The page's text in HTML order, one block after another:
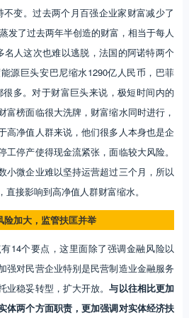
变。过去两个月百强企业家财富减少了
发了过去两年半创造的财富，相当于每人
人这次也难以逃脱，法国的阿诺特两个
源巨头安巴尼缩水1290亿人民币，巴菲
多。对于财富巨头来说，极短时间内的
富榜面临很大洗牌，财富缩水同时进行，
高净值人群来说，他们很多人本身也是企
停产使得现金流紧张，面临较大风险。
小微企业难以坚持运营超过三个月，所以
接影响到高净值人群财富缩水。
险加大，监管扶匡并举
14个要点，这里面除了强调金融风险以
强对民营企业特别是民营制造业金融服务
业稳妥转型，扩大开放。与以往相比更加
体两个方面职责，更加强调对实体经济扶